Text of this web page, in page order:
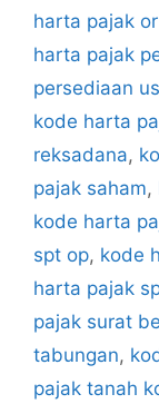
harta pajak
harta pajak
persediaan
kode harta
reksadana,
pajak saham,
kode harta
spt op, kode
harta pajak
pajak surat
tabungan,
pajak tanah